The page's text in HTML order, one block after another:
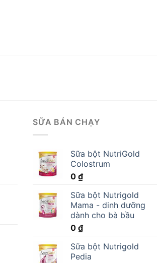
SỮA BÁN CHẠY
Sữa bột NutriGold
Colostrum
0 ₫
Sữa bột Nutrigold
Mama - dinh dưỡng
dành cho bà bầu
0 ₫
Sữa bột Nutrigold
Pedia